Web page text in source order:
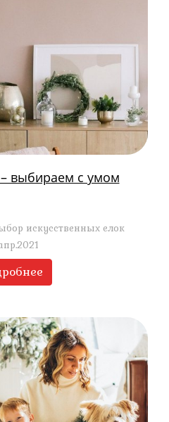
выбираем с умом
искусственных елок